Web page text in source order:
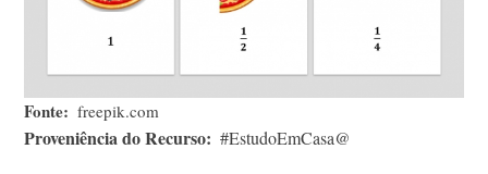
Fonte freepik.com
Proveniência do Recurso #EstudoEmCasa@